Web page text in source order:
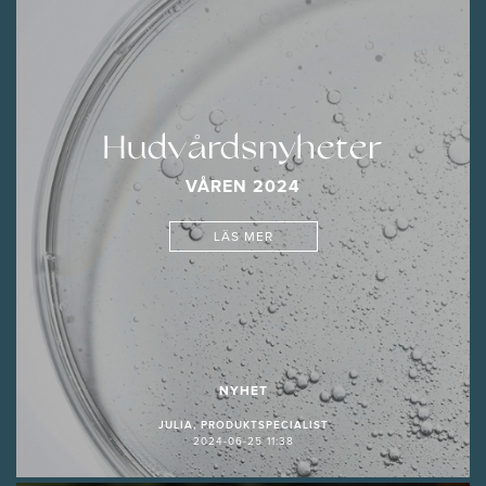
Hudvårdsnyheter
VÅREN 2024
LÄS MER
NYHET
JULIA, PRODUKTSPECIALIST
2024-06-25 11:38